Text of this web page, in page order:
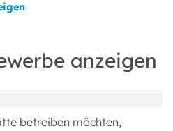
anzeigen
betreiben möchten,